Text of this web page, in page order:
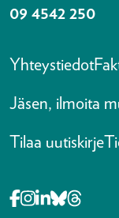
09 4542 250
Yhteystiedot
Jäsen, ilmoita
Tilaa uutiskirje
Opens in a
Opens in a
Opens in
Opens